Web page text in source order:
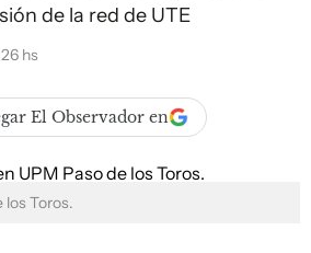
de la red de UTE
hs
El Observador en
los Toros.